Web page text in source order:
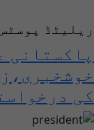
ریلیٹڈ
پاکستانی
کی